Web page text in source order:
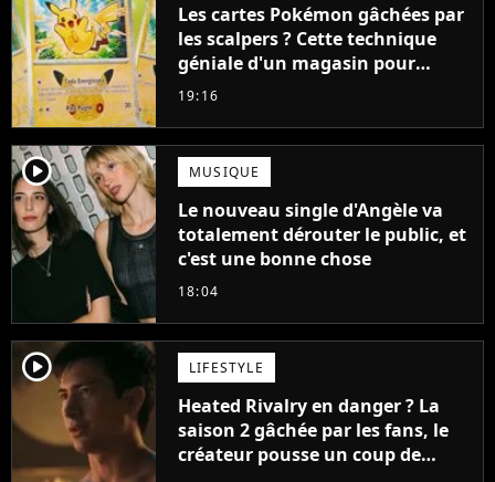
Les cartes Pokémon gâchées par
les scalpers ? Cette technique
géniale d'un magasin pour
ruiner les revendeurs
19:16
player2 MUSIQUE
Le nouveau single d'Angèle va
totalement dérouter le public, et
c'est une bonne chose
18:04
player2 LIFESTYLE
Heated Rivalry en danger ? La
saison 2 gâchée par les fans, le
créateur pousse un coup de